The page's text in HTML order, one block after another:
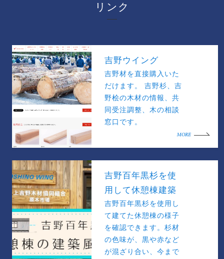
リンク
吉野ウイング
吉野材を直接購入いた
だけます。 吉野杉、吉
野桧の木材の情報、共
同受注調整、木の相談
窓口です。
MORE
吉野百年黒杉を使
用して休憩棟建築
吉野百年黒杉を使用し
て建てた休憩棟の様子
を確認できます。杉材
の色味が、黒や赤など
が混ざり合い、今まで